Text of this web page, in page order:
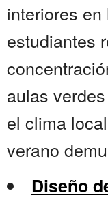
interiores
estudiantes
aulas
el clima
verano
Diseño